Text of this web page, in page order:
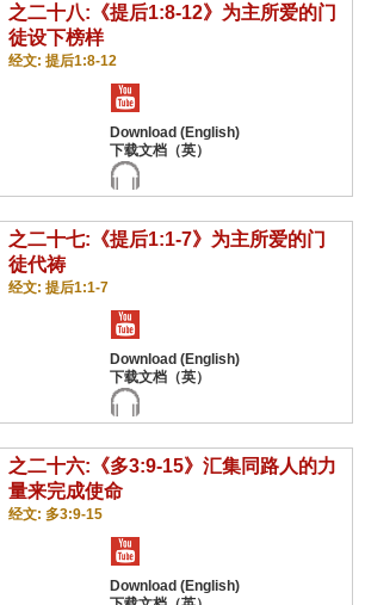
之二十八:《提后1:8-12》为主所爱的门
徒设下榜样
经文: 提后1:8-12
之二十七:《提后1:1-7》为主所爱的门
徒代祷
经文: 提后1:1-7
之二十六:《多3:9-15》汇集同路人的力
量来完成使命
经文: 多3:9-15